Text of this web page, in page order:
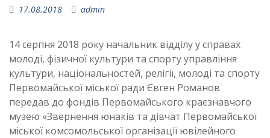
17.08.2018 admin
14 серпня 2018 року начальник відділу у справах
молоді, фізичної культури та спорту управління
культури, національностей, релігії, молоді та спорту
Первомайської міської ради Євген Романов
передав до фондів Первомайського краєзнавчого
музею «Звернення юнаків та дівчат Первомайської
міської комсомольської організації ювілейного